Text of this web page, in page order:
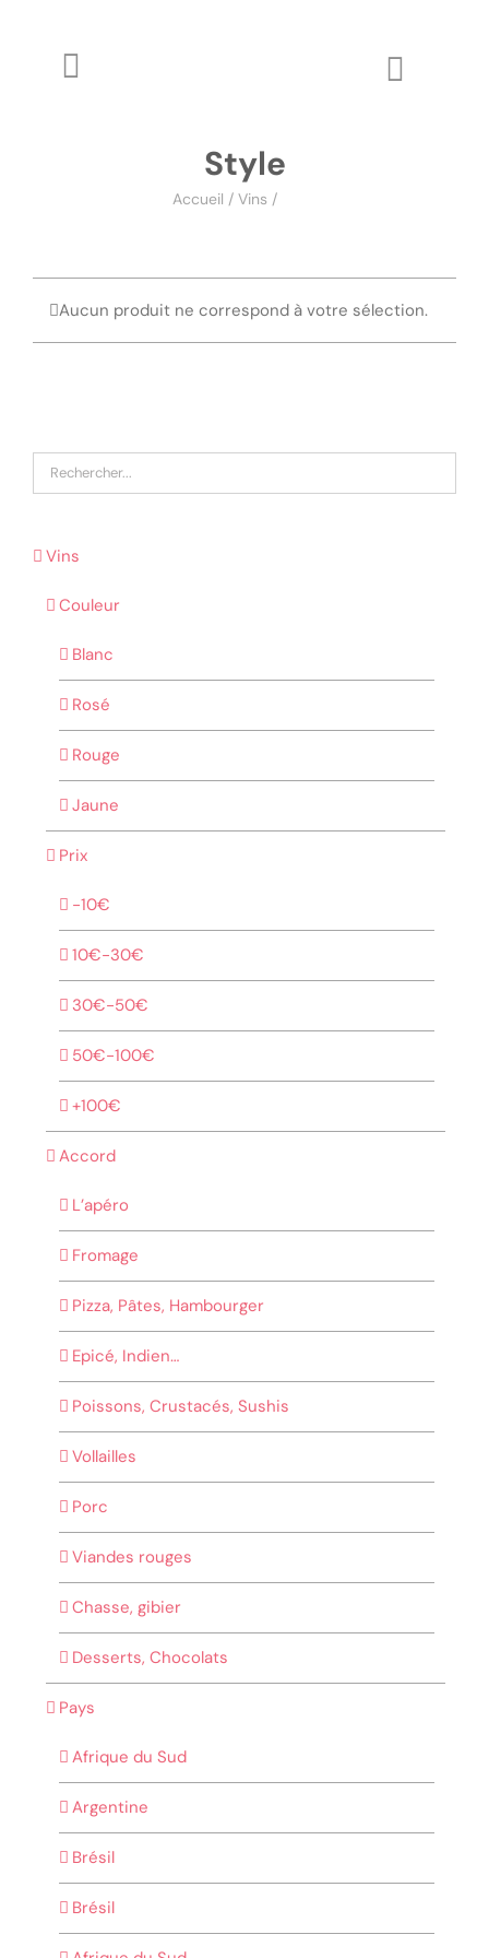
Toggle
Wine Review
Apprendre
Glossaire
Toggle
Style
Accueil / Vins /
Aucun produit ne correspond à votre sélection.
Vins
Couleur
Blanc
Rosé
Rouge
Jaune
Prix
-10€
10€-30€
30€-50€
50€-100€
+100€
Accord
L’apéro
Fromage
Pizza, Pâtes, Hambourger
Epicé, Indien…
Poissons, Crustacés, Sushis
Vollailles
Porc
Viandes rouges
Chasse, gibier
Desserts, Chocolats
Pays
Afrique du Sud
Argentine
Brésil
Brésil